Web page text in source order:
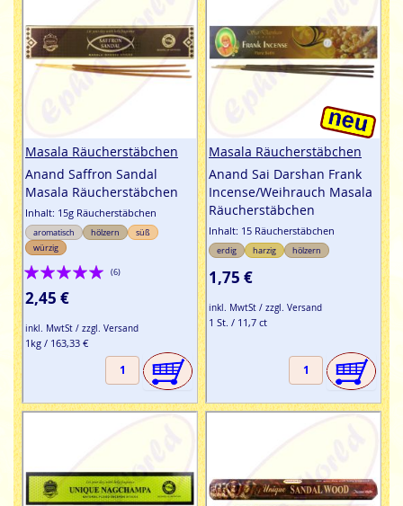
Masala Räucherstäbchen
Anand Saffron Sandal
Masala Räucherstäbchen
Inhalt: 15g Räucherstäbchen
aromatisch hölzern
süß
würzig
Bewertung:
100%
(6)
2,45 €
inkl. MwtSt / zzgl. Versand
1kg / 163,33 €
Masala Räucherstäbchen
Anand Sai Darshan Frank
Incense/Weihrauch Masala
Räucherstäbchen
Inhalt: 15 Räucherstäbchen
erdig harzig hölzern
1,75 €
inkl. MwtSt / zzgl. Versand
1 St. / 11,7 ct